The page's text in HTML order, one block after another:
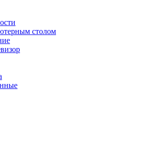
столом